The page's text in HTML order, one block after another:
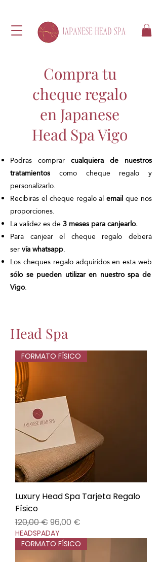
Compra tu
cheque regalo
en Japanese
Head Spa Vigo
Podrás comprar cualquiera de nuestros
tratamientos como cheque regalo y
personalizarlo.​
Recibirás el cheque regalo alemailque nos
proporciones.
La validez es de3 meses para canjearlo.
Para canjear el cheque regalo deberá
servía whatsapp.
Los cheques regalo adquiridos en esta web
sólo se pueden utilizar en nuestro spa de
Vigo.
FORMATO FÍSICO
Luxury Head Spa Tarjeta Regalo
Físico
Precio
120,00 €Precio de oferta
96,00 €
HEADSPADAY
FORMATO FÍSICO
Head Spa